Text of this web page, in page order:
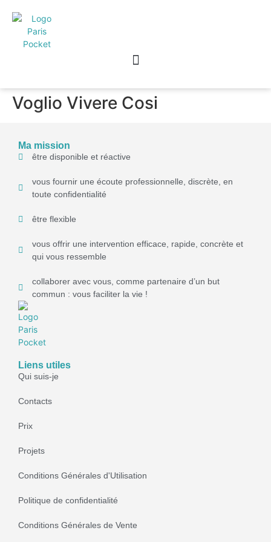
Voglio Vivere Cosi
Ma mission
être disponible et réactive
vous fournir une écoute professionnelle, discrète, en
toute confidentialité
être flexible
vous offrir une intervention efficace, rapide, concrète et
qui vous ressemble
collaborer avec vous, comme partenaire d’un but
commun : vous faciliter la vie !
Liens utiles
Qui suis-je
Contacts
Prix
Projets
Conditions Générales d'Utilisation
Politique de confidentialité
Conditions Générales de Vente